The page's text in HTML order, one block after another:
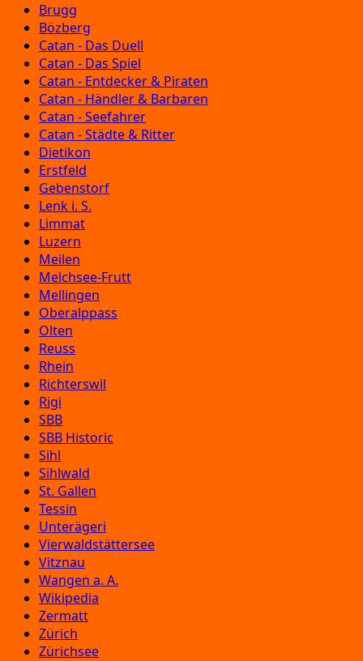
Brugg
Bözberg
Catan - Das Duell
Catan - Das Spiel
Catan - Entdecker & Piraten
Catan - Händler & Barbaren
Catan - Seefahrer
Catan - Städte & Ritter
Dietikon
Erstfeld
Gebenstorf
Lenk i. S.
Limmat
Luzern
Meilen
Melchsee-Frutt
Mellingen
Oberalppass
Olten
Reuss
Rhein
Richterswil
Rigi
SBB
SBB Historic
Sihl
Sihlwald
St. Gallen
Tessin
Unterägeri
Vierwaldstättersee
Vitznau
Wangen a. A.
Wikipedia
Zermatt
Zürich
Zürichsee